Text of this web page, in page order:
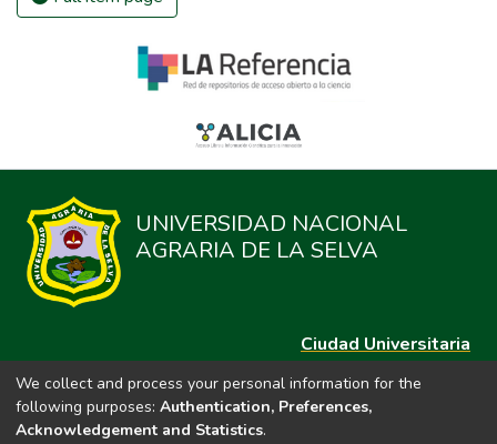
UNIVERSIDAD NACIONAL
AGRARIA DE LA SELVA
Ciudad Universitaria
Carretera Central km. 1.21 Tingo María, Huánuco
Datos del contacto
We collect and process your personal information for the
following purposes: Authentication, Preferences,
Acknowledgement and Statistics.